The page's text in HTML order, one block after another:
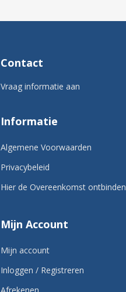
Contact
Vraag informatie aan
Informatie
Algemene Voorwaarden
Privacybeleid
Hier de Overeenkomst ontbinden
Mijn Account
Mijn account
Inloggen / Registreren